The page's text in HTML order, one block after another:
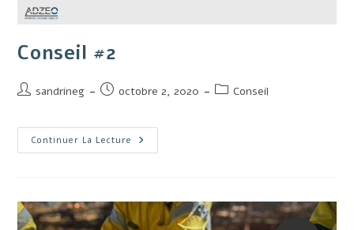
Conseil #2
sandrineg octobre 2, 2020 Conseil
Continuer La Lecture